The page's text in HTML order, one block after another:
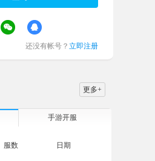
还没有帐号？ 立即注册
更多+
手游开服
服数 日期